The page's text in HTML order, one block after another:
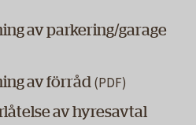
av parkering/garage
av förråd
av hyresavtal